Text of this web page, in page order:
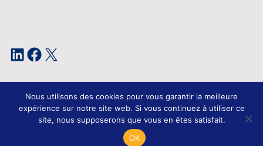
LinkedIn Facebook X
Mentions légales
Conception et développement : Kissagram Design
Nous utilisons des cookies pour vous garantir la meilleure
expérience sur notre site web. Si vous continuez à utiliser ce
site, nous supposerons que vous en êtes satisfait.
OK